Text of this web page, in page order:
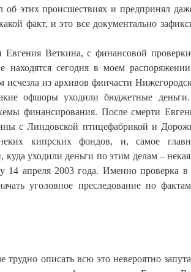
этих происшествиях и предпринял
факт, и это все документально
Веткина, с финансовой
находятся сегодня в моем
исчезла из архивов финчасти
офшоры уходили бюджетные
финансирования. После смерти
с Линдовской птицефабрикой и
кипрских фондов, и, самое
уходили деньги по этим делам –
14 апреля 2003 года. Именно проверка
уголовное преследование по
трудно описать всю это невероятно